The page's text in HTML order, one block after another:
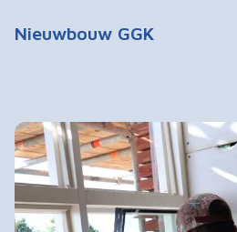
Nieuwbouw GGK